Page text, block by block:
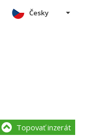
Česky
Topovať inzerát